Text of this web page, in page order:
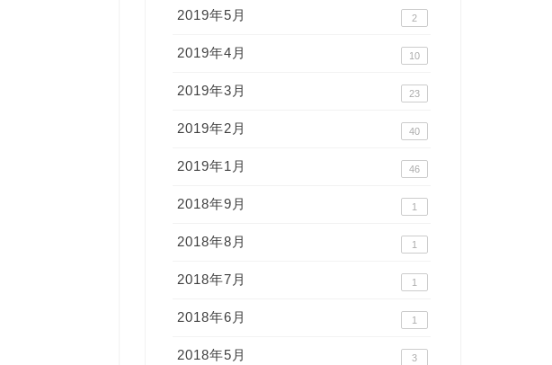
2019年5月 2
2019年4月 10
2019年3月 23
2019年2月 40
2019年1月 46
2018年9月 1
2018年8月 1
2018年7月 1
2018年6月 1
2018年5月 3